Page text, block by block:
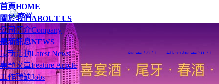
首頁HOME
關於我們ABOUT US
公司簡介Company
最新訊息NEWS
最新活動Latest News
專題文章Feature Article
工作職缺Jobs
網頁設計 桃園網頁設計